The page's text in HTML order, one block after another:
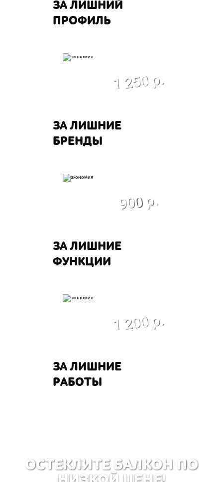
ЗА ЛИШНИЙ
ПРОФИЛЬ
1 250 р.
ЗА ЛИШНИЕ
БРЕНДЫ
900 р.
ЗА ЛИШНИЕ
ФУНКЦИИ
1 200 р.
ЗА ЛИШНИЕ
РАБОТЫ
ОСТЕКЛИТЕ БАЛКОН ПО